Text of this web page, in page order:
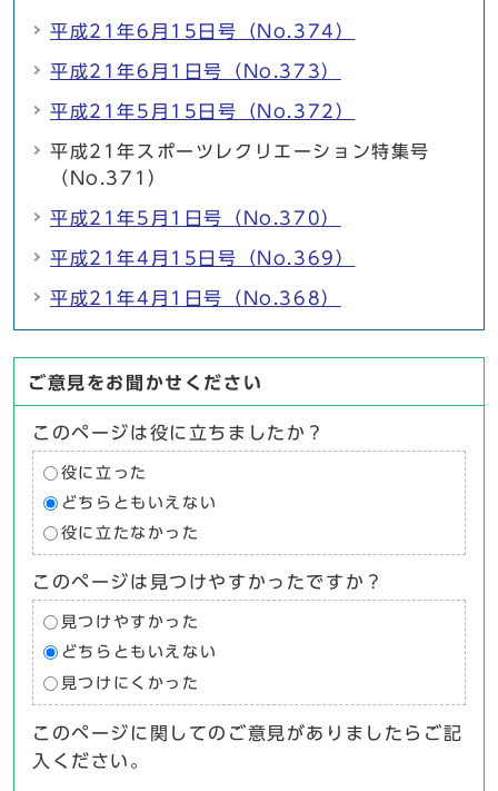
平成21年6月15日号（No.374）
平成21年6月1日号（No.373）
平成21年5月15日号（No.372）
平成21年スポーツレクリエーション特集号
（No.371）
平成21年5月1日号（No.370）
平成21年4月15日号（No.369）
平成21年4月1日号（No.368）
ご意見をお聞かせください
このページは役に立ちましたか？
役に立った
どちらともいえない
役に立たなかった
このページは見つけやすかったですか？
見つけやすかった
どちらともいえない
見つけにくかった
このページに関してのご意見がありましたらご記
入ください。